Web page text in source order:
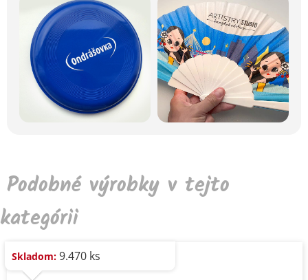
Podobné výrobky v tejto
kategórii
Skladom: 9.470 ks